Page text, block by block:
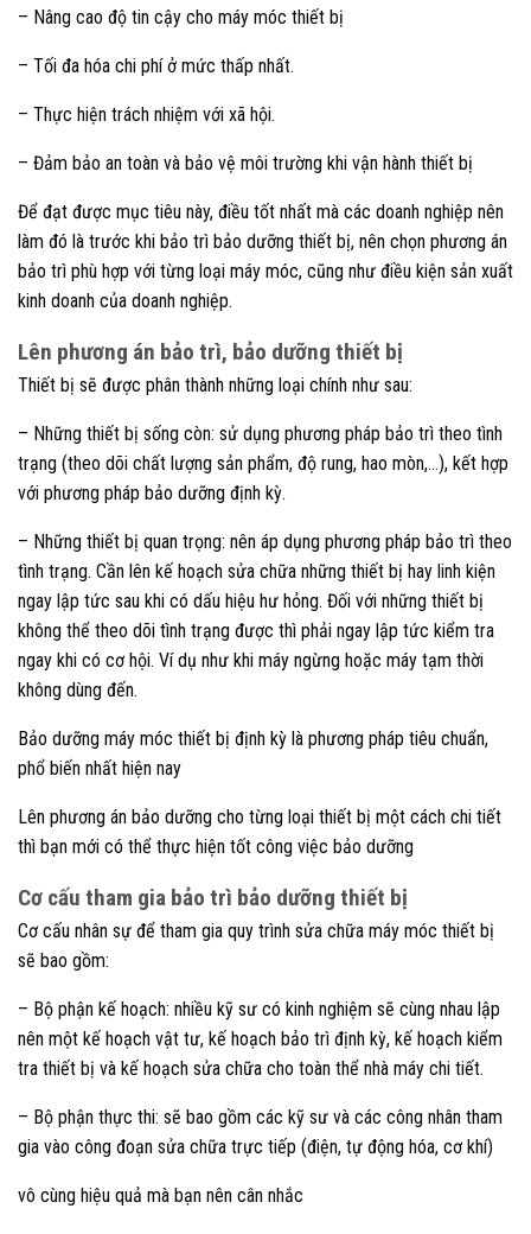
– Nâng cao độ tin cậy cho máy móc thiết bị
– Tối đa hóa chi phí ở mức thấp nhất.
– Thực hiện trách nhiệm với xã hội.
– Đảm bảo an toàn và bảo vệ môi trường khi vận hành thiết bị
Để đạt được mục tiêu này, điều tốt nhất mà các doanh nghiệp nên
làm đó là trước khi bảo trì bảo dưỡng thiết bị, nên chọn phương án
bảo trì phù hợp với từng loại máy móc, cũng như điều kiện sản xuất
kinh doanh của doanh nghiệp.
Lên phương án bảo trì, bảo dưỡng thiết bị
Thiết bị sẽ được phân thành những loại chính như sau:
– Những thiết bị sống còn: sử dụng phương pháp bảo trì theo tình
trạng (theo dõi chất lượng sản phẩm, độ rung, hao mòn,…), kết hợp
với phương pháp bảo dưỡng định kỳ.
– Những thiết bị quan trọng: nên áp dụng phương pháp bảo trì theo
tình trạng. Cần lên kế hoạch sửa chữa những thiết bị hay linh kiện
ngay lập tức sau khi có dấu hiệu hư hỏng. Đối với những thiết bị
không thể theo dõi tình trạng được thì phải ngay lập tức kiểm tra
ngay khi có cơ hội. Ví dụ như khi máy ngừng hoặc máy tạm thời
không dùng đến.
Bảo dưỡng máy móc thiết bị định kỳ là phương pháp tiêu chuẩn,
phổ biến nhất hiện nay
Lên phương án bảo dưỡng cho từng loại thiết bị một cách chi tiết
thì bạn mới có thể thực hiện tốt công việc bảo dưỡng
Cơ cấu tham gia bảo trì bảo dưỡng thiết bị
Cơ cấu nhân sự để tham gia quy trình sửa chữa máy móc thiết bị
sẽ bao gồm:
– Bộ phận kế hoạch: nhiều kỹ sư có kinh nghiệm sẽ cùng nhau lập
nên một kế hoạch vật tư, kế hoạch bảo trì định kỳ, kế hoạch kiểm
tra thiết bị và kế hoạch sửa chữa cho toàn thể nhà máy chi tiết.
– Bộ phận thực thi: sẽ bao gồm các kỹ sư và các công nhân tham
gia vào công đoạn sửa chữa trực tiếp (điện, tự động hóa, cơ khí)
vô cùng hiệu quả mà bạn nên cân nhắc